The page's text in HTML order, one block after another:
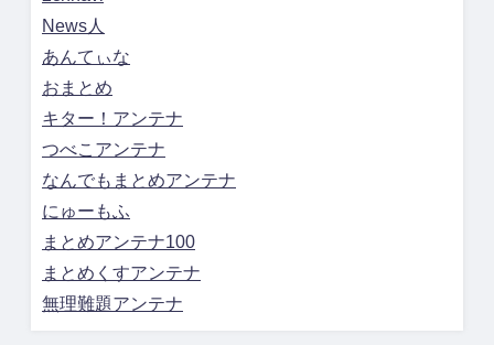
News人
あんてぃな
おまとめ
キター！アンテナ
つべこアンテナ
なんでもまとめアンテナ
にゅーもふ
まとめアンテナ100
まとめくすアンテナ
無理難題アンテナ